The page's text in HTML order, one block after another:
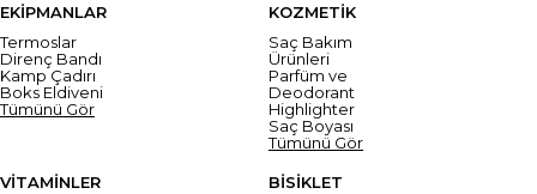
EKİPMANLAR
Termoslar
Direnç Bandı
Kamp Çadırı
Boks Eldiveni
Tümünü Gör
KOZMETİK
Saç Bakım
Ürünleri
Parfüm ve
Deodorant
Highlighter
Saç Boyası
Tümünü Gör
VİTAMİNLER
BİSİKLET